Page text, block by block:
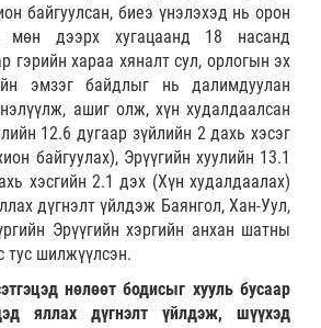
байгуулсан, биеэ үнэлэхэд нь орон
мөн дээрх хугацаанд 18 насанд
гэрийн хараа хяналт сул, орлогын эх
эмзэг байдлыг нь далимдуулан
ашиг олж, хүн худалдаалсан
12.6 дугаар зүйлийн 2 дахь хэсэг
байгуулах), Эрүүгийн хуулийн 13.1
хэсгийн 2.1 дэх (Хүн худалдаалах)
дүгнэлт үйлдэж Баянгол, Хан-Уул,
Эрүүгийн хэргийн анхан шатны
тус шилжүүлсэн.
нөлөөт бодисыг хууль бусаар
яллах дүгнэлт үйлдэж, шүүхэд